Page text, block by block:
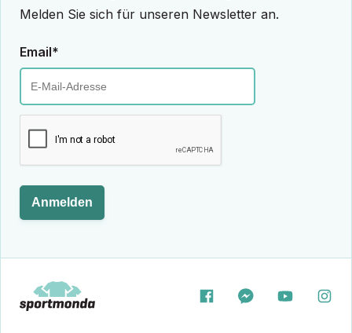
Melden Sie sich für unseren Newsletter an.
Email*
Anmelden